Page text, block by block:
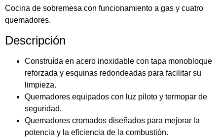
Cocina de sobremesa con funcionamiento a gas y cuatro
quemadores.
Descripción
Construída en acero inoxidable con tapa monobloque
reforzada y esquinas redondeadas para facilitar su
limpieza.
Quemadores equipados con luz piloto y termopar de
seguridad.
Quemadores cromados diseñados para mejorar la
potencia y la eficiencia de la combustión.